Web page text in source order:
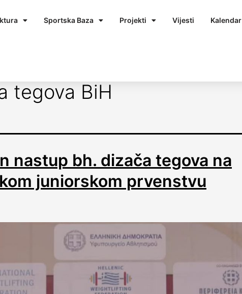
Sportska Baza Projekti Vijesti Kalendar
tegova BiH
nastup bh. dizača tegova na
juniorskom prvenstvu